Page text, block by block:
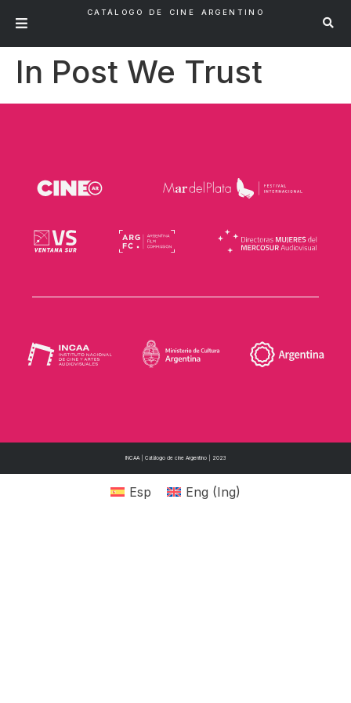
CATÁLOGO DE CINE ARGENTINO
In Post We Trust
INCAA | Catálogo de cine Argentino | 2023
Esp Eng (Ing)